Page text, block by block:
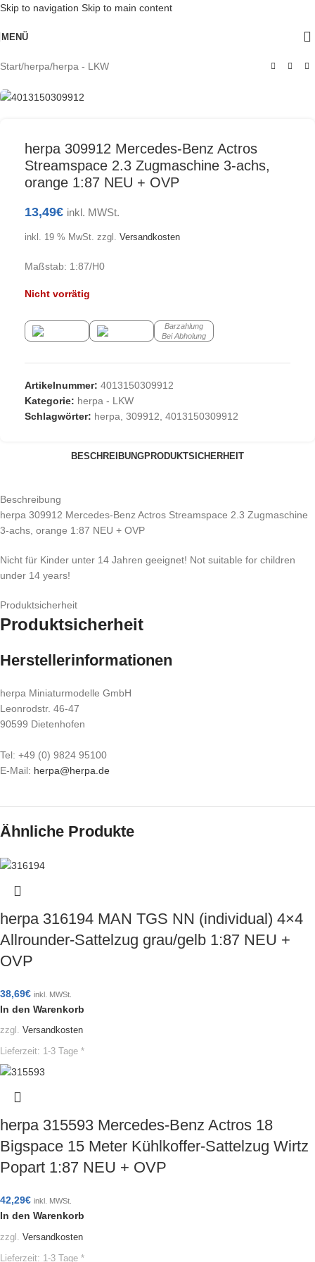
Skip to navigation Skip to main content
MENÜ
Start/herpa/herpa - LKW
Ausverkauft
herpa 309912 Mercedes-Benz Actros
Streamspace 2.3 Zugmaschine 3-achs,
orange 1:87 NEU + OVP
13,49€ inkl. MWSt.
inkl. 19 % MwSt. zzgl. Versandkosten
Maßstab: 1:87/H0
Nicht vorrätig
Barzahlung
Bei Abholung
Artikelnummer: 4013150309912
Kategorie: herpa - LKW
Schlagwörter: herpa, 309912, 4013150309912
BESCHREIBUNGPRODUKTSICHERHEIT
Beschreibung
herpa 309912 Mercedes-Benz Actros Streamspace 2.3 Zugmaschine
3-achs, orange 1:87 NEU + OVP
Nicht für Kinder unter 14 Jahren geeignet! Not suitable for children
under 14 years!
Produktsicherheit
Produktsicherheit
Herstellerinformationen
herpa Miniaturmodelle GmbH
Leonrodstr. 46-47
90599 Dietenhofen
Tel: +49 (0) 9824 95100
E-Mail: herpa@herpa.de
Ähnliche Produkte
herpa 316194 MAN TGS NN (individual) 4×4
Allrounder-Sattelzug grau/gelb 1:87 NEU +
OVP
38,69€ inkl. MWSt.
In den Warenkorb
zzgl. Versandkosten
Lieferzeit: 1-3 Tage *
herpa 315593 Mercedes-Benz Actros 18
Bigspace 15 Meter Kühlkoffer-Sattelzug Wirtz
Popart 1:87 NEU + OVP
42,29€ inkl. MWSt.
In den Warenkorb
zzgl. Versandkosten
Lieferzeit: 1-3 Tage *